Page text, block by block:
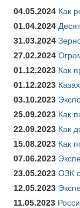
04.05.2024 Как
01.04.2024
31.03.2024
27.02.2024
01.12.2023 Как
01.12.2023
03.10.2023
25.09.2023 Как
22.09.2023 Как
15.08.2023 Как
07.06.2023
23.05.2023 ОЗК
12.05.2023
11.05.2023